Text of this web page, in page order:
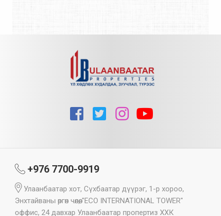
+976 7700-9919
Улаанбаатар хот, Сүхбаатар дүүрэг, 1-р хороо,
Энхтайваны өргөн чөлөө, "ECO INTERNATIONAL TOWER"
оффис, 24 давхар Улаанбаатар пропертиз ХХК